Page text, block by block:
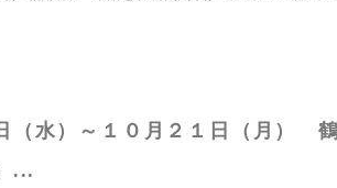
（水）～１０月２１日（月）
...